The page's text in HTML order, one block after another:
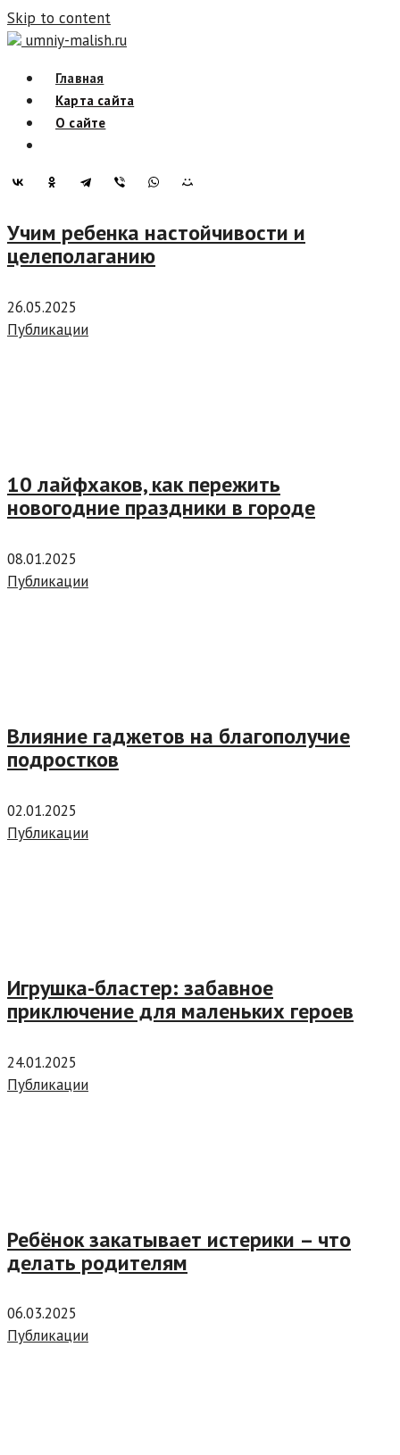
Skip to content
umniy-malish.ru
Главная
Карта сайта
О сайте
Учим ребенка настойчивости и
целеполаганию
26.05.2025
Публикации
10 лайфхаков, как пережить
новогодние праздники в городе
08.01.2025
Публикации
Влияние гаджетов на благополучие
подростков
02.01.2025
Публикации
Игрушка-бластер: забавное
приключение для маленьких героев
24.01.2025
Публикации
Ребёнок закатывает истерики – что
делать родителям
06.03.2025
Публикации